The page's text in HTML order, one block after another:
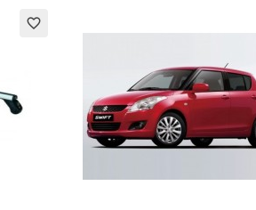
favorite_border